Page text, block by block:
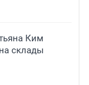
Ким
склады